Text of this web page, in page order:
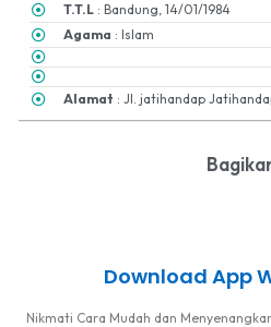
T.T.L : Bandung, 14/01/1984
Agama : Islam
Alamat : Jl. jatihandap
Download App
Nikmati Cara Mudah dan